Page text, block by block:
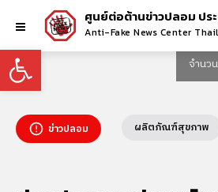
Open toolbar
ศูนย์ต่อต้านข่าวปลอม ปร
Anti-Fake News Center
จำนว
ข่าวปลอม ผลิตภัณฑ์สุขภาพ